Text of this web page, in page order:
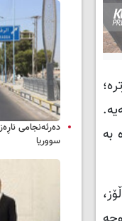
بە
دەرئەنجامی
سووریا